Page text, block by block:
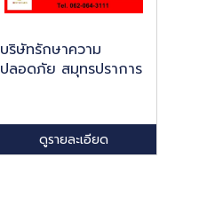
บริษัทรักษาความ
ปลอดภัย สมุทรปราการ
ดูรายละเอียด